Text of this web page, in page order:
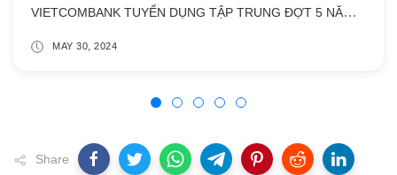
VIETCOMBANK TUYỂN DỤNG TẬP TRUNG ĐỢT 5 NĂM 2024
MAY 30, 2024
Share